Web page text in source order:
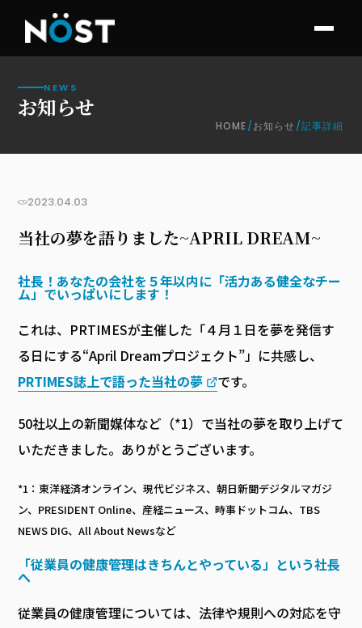
NEWS
お知らせ
HOME/お知らせ /記事詳細
2023.04.03
当社の夢を語りました~APRIL DREAM~
社長！あなたの会社を５年以内に「活力ある健全なチー
ム」でいっぱいにします！
これは、PRTIMESが主催した「４月１日を夢を発信す
る日にする“April Dreamプロジェクト”」に共感し、
PRTIMES誌上で語った当社の夢
です。
50社以上の新聞媒体など（*1）で当社の夢を取り上げて
いただきました。ありがとうございます。
*1：東洋経済オンライン、現代ビジネス、朝日新聞デジタルマガジ
ン、PRESIDENT Online、産経ニュース、時事ドットコム、TBS
NEWS DIG、All About Newsなど
「従業員の健康管理はきちんとやっている」という社長
へ
従業員の健康管理については、法律や規則への対応を守